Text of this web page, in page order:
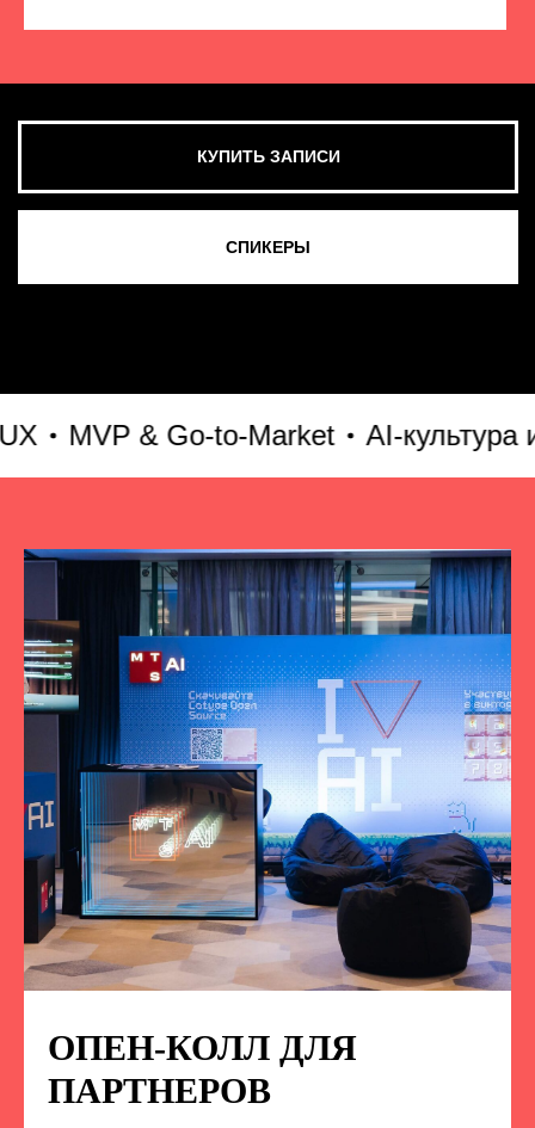
& Go-to-Market AI-культура и AI-
ОПЕН-КОЛЛ ДЛЯ
ПАРТНЕРОВ
ПОДПИСЫВАЙТЕСЬ
НА НАС В СОЦСЕТЯХ